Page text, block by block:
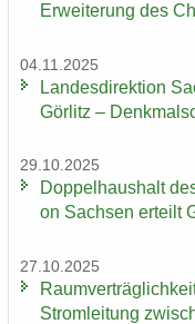
Er­wei­te­rung des
04.11.2025
Lan­des­di­rek­ti­on
Gör­litz –
29.10.2025
Dop­pel­haus­halt
on Sach­sen er­teilt
27.10.2025
Stromleitung